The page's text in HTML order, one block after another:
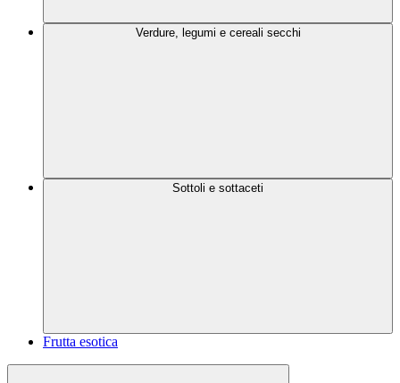
Verdure, legumi e cereali secchi
Sottoli e sottaceti
Frutta esotica